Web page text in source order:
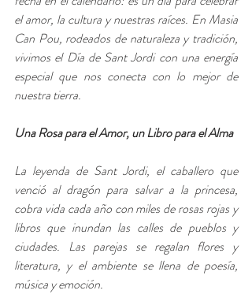
el amor, la cultura y nuestras raíces. En Masia
Can Pou, rodeados de naturaleza y tradición,
vivimos el Día de Sant Jordi con una energía
especial que nos conecta con lo mejor de
nuestra tierra.
Una Rosa para el Amor, un Libro para el Alma
La leyenda de Sant Jordi, el caballero que
venció al dragón para salvar a la princesa,
cobra vida cada año con miles de rosas rojas y
libros que inundan las calles de pueblos y
ciudades. Las parejas se regalan flores y
literatura, y el ambiente se llena de poesía,
música y emoción.